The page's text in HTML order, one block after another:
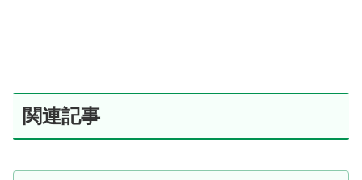
関連記事